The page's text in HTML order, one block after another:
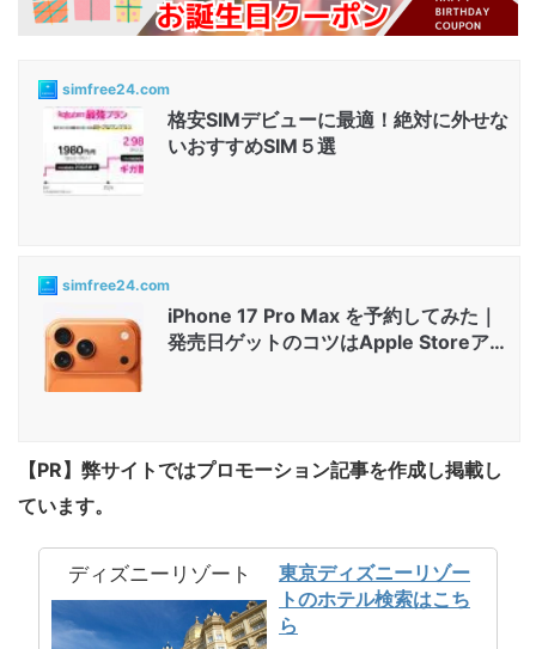
simfree24.com
格安SIMデビューに最適！絶対に外せな
いおすすめSIM５選
simfree24.com
iPhone 17 Pro Max を予約してみた｜
発売日ゲットのコツはApple Storeアプ
【PR】弊サイトではプロモーション記事を作成し掲載し
ています。
ディズニーリゾート
東京ディズニーリゾー
トのホテル検索はこち
ら